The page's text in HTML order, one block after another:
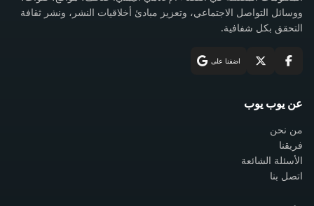
ووسائل التواصل الاجتماعي، وتعزيز مبادئ أخلاقيات النشر، ونشر ثقافة
التحقق بكل شفافية.
اضفنا على
عن يوب يوب
من نحن
فريقنا
الأسئلة الشائعة
اتصل بنا